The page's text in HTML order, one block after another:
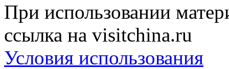
При использовании
ссылка на visitchina.ru
Условия использования